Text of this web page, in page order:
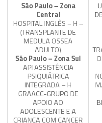
São Paulo – Zona
Central
HOSPITAL INGLÊS – H –
(TRANSPLANTE DE
MEDULA OSSEA
ADULTO)
São Paulo – Zona Sul
API ASSISTÊNCIA
PSIQUIÁTRICA
INTEGRADA – H
GRAACC-GRUPO DE
APOIO AO
ADOLESCENTE E A
CRIANCA COM CANCER